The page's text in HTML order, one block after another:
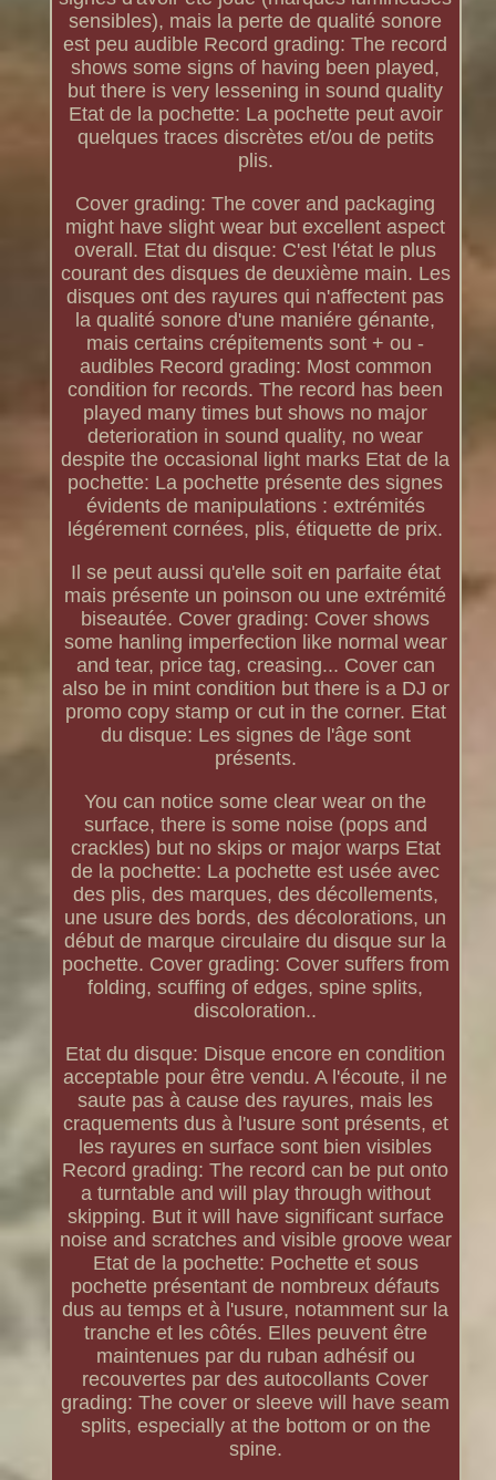
sensibles), mais la perte de qualité sonore
est peu audible Record grading: The record
shows some signs of having been played,
but there is very lessening in sound quality
Etat de la pochette: La pochette peut avoir
quelques traces discrètes et/ou de petits
plis.
Cover grading: The cover and packaging
might have slight wear but excellent aspect
overall. Etat du disque: C'est l'état le plus
courant des disques de deuxième main. Les
disques ont des rayures qui n'affectent pas
la qualité sonore d'une maniére génante,
mais certains crépitements sont + ou -
audibles Record grading: Most common
condition for records. The record has been
played many times but shows no major
deterioration in sound quality, no wear
despite the occasional light marks Etat de la
pochette: La pochette présente des signes
évidents de manipulations : extrémités
légérement cornées, plis, étiquette de prix.
Il se peut aussi qu'elle soit en parfaite état
mais présente un poinson ou une extrémité
biseautée. Cover grading: Cover shows
some hanling imperfection like normal wear
and tear, price tag, creasing... Cover can
also be in mint condition but there is a DJ or
promo copy stamp or cut in the corner. Etat
du disque: Les signes de l'âge sont
présents.
You can notice some clear wear on the
surface, there is some noise (pops and
crackles) but no skips or major warps Etat
de la pochette: La pochette est usée avec
des plis, des marques, des décollements,
une usure des bords, des décolorations, un
début de marque circulaire du disque sur la
pochette. Cover grading: Cover suffers from
folding, scuffing of edges, spine splits,
discoloration..
Etat du disque: Disque encore en condition
acceptable pour être vendu. A l'écoute, il ne
saute pas à cause des rayures, mais les
craquements dus à l'usure sont présents, et
les rayures en surface sont bien visibles
Record grading: The record can be put onto
a turntable and will play through without
skipping. But it will have significant surface
noise and scratches and visible groove wear
Etat de la pochette: Pochette et sous
pochette présentant de nombreux défauts
dus au temps et à l'usure, notamment sur la
tranche et les côtés. Elles peuvent être
maintenues par du ruban adhésif ou
recouvertes par des autocollants Cover
grading: The cover or sleeve will have seam
splits, especially at the bottom or on the
spine.